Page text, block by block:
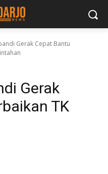
Gerak Cepat Bantu
Gerak
TK